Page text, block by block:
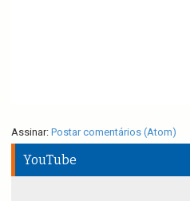
Assinar: Postar comentários (Atom)
YouTube